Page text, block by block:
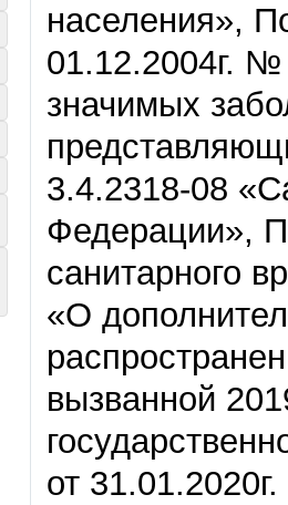
населения»,
01.12.2004г.
значимых
3.4.2318-08
Федерации»,
санитарного
«О
вызванной
от